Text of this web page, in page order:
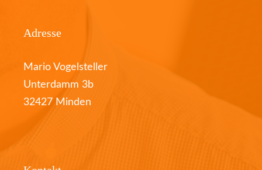
Adresse
Mario Vogelsteller
Unterdamm 3b
32427 Minden